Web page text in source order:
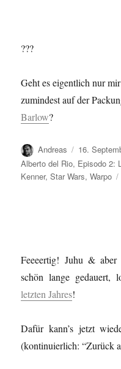
???
Geht es eigentlich nur
zumindest auf der
Barlow?
Autor
Andreas
am
16.
Alberto del Rio, Episodo 2:
Kenner,Star Wars,Warpo
Feeeertig! Juhu &
schön lange gedauert,
letzten Jahres!
Dafür kann’s jetzt
(kontinuierlich: “Zurück